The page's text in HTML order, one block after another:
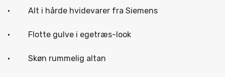
· Alt i hårde hvidevarer fra Siemens
· Flotte gulve i egetræs-look
· Skøn rummelig altan